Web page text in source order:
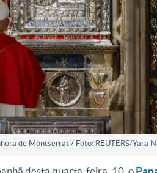
de Montserrat / Foto: REUTERS/Yara